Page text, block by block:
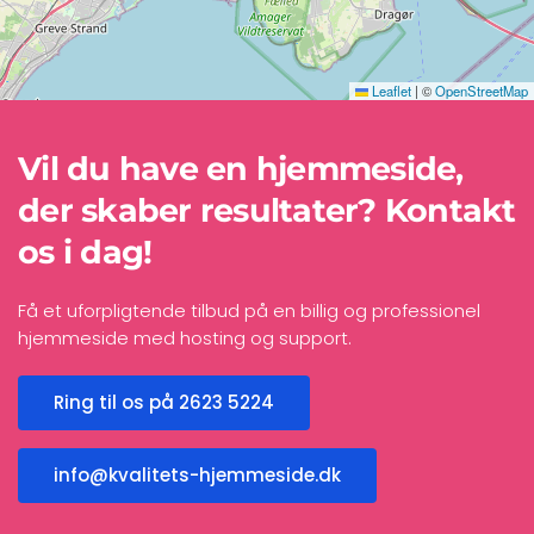
Leaflet | ©OpenStreetMap
Vil du have en hjemmeside,
der skaber resultater? Kontakt
os i dag!
Få et uforpligtende tilbud på en billig og professionel
hjemmeside med hosting og support.
Ring til os på 2623 5224
info@kvalitets-hjemmeside.dk